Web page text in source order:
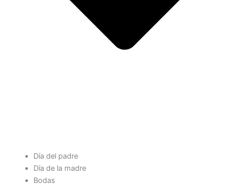
Día del padre
Día de la madre
Bodas